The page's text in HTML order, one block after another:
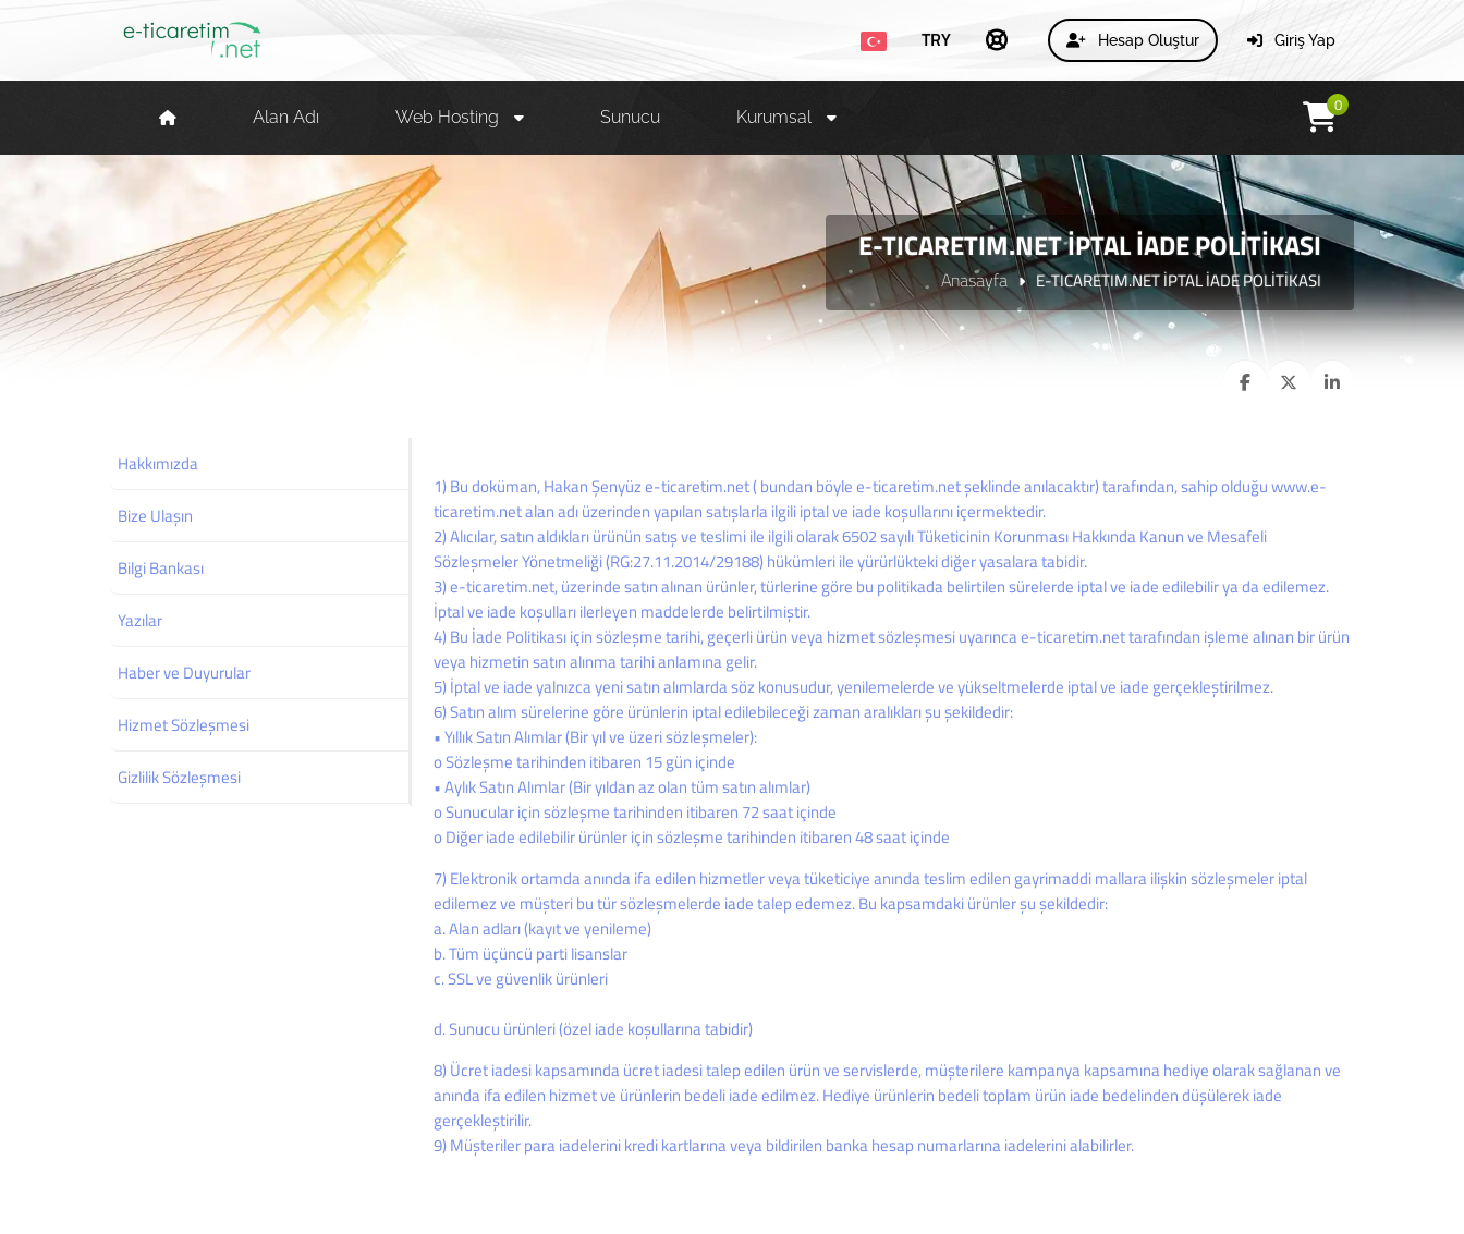
Giriş Yap
Hesap Oluştur
TRY
Alan Adı Web Hosting Sunucu Kurumsal
0
E-TICARETIM.NET İPTAL İADE POLİTİKASI
Anasayfa E-TICARETIM.NET İPTAL İADE POLİTİKASI
1) Bu doküman, Hakan Şenyüz e-ticaretim.net ( bundan böyle e-ticaretim.net şeklinde anılacaktır) tarafından, sahip olduğu www.e-
ticaretim.net alan adı üzerinden yapılan satışlarla ilgili iptal ve iade koşullarını içermektedir.
2) Alıcılar, satın aldıkları ürünün satış ve teslimi ile ilgili olarak 6502 sayılı Tüketicinin Korunması Hakkında Kanun ve Mesafeli
Sözleşmeler Yönetmeliği (RG:27.11.2014/29188) hükümleri ile yürürlükteki diğer yasalara tabidir.
3) e-ticaretim.net, üzerinde satın alınan ürünler, türlerine göre bu politikada belirtilen sürelerde iptal ve iade edilebilir ya da edilemez.
İptal ve iade koşulları ilerleyen maddelerde belirtilmiştir.
4) Bu İade Politikası için sözleşme tarihi, geçerli ürün veya hizmet sözleşmesi uyarınca e-ticaretim.net tarafından işleme alınan bir ürün
veya hizmetin satın alınma tarihi anlamına gelir.
5) İptal ve iade yalnızca yeni satın alımlarda söz konusudur, yenilemelerde ve yükseltmelerde iptal ve iade gerçekleştirilmez.
6) Satın alım sürelerine göre ürünlerin iptal edilebileceği zaman aralıkları şu şekildedir:
• Yıllık Satın Alımlar (Bir yıl ve üzeri sözleşmeler):
o Sözleşme tarihinden itibaren 15 gün içinde
• Aylık Satın Alımlar (Bir yıldan az olan tüm satın alımlar)
o Sunucular için sözleşme tarihinden itibaren 72 saat içinde
o Diğer iade edilebilir ürünler için sözleşme tarihinden itibaren 48 saat içinde
7) Elektronik ortamda anında ifa edilen hizmetler veya tüketiciye anında teslim edilen gayrimaddi mallara ilişkin sözleşmeler iptal
edilemez ve müşteri bu tür sözleşmelerde iade talep edemez. Bu kapsamdaki ürünler şu şekildedir:
a. Alan adları (kayıt ve yenileme)
b. Tüm üçüncü parti lisanslar
c. SSL ve güvenlik ürünleri
d. Sunucu ürünleri (özel iade koşullarına tabidir)
8) Ücret iadesi kapsamında ücret iadesi talep edilen ürün ve servislerde, müşterilere kampanya kapsamına hediye olarak sağlanan ve
anında ifa edilen hizmet ve ürünlerin bedeli iade edilmez. Hediye ürünlerin bedeli toplam ürün iade bedelinden düşülerek iade
gerçekleştirilir.
9) Müşteriler para iadelerini kredi kartlarına veya bildirilen banka hesap numarlarına iadelerini alabilirler.
Hakkımızda
Bize Ulaşın
Bilgi Bankası
Yazılar
Haber ve Duyurular
Hizmet Sözleşmesi
Gizlilik Sözleşmesi